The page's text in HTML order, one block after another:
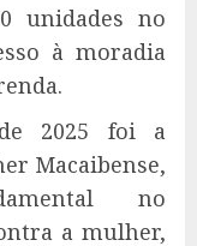
unidades no
à moradia
2025 foi a
Macaibense,
no
a mulher,